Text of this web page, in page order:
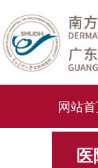
网站
化妆